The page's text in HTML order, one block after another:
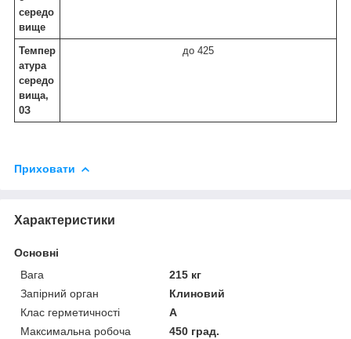
середо
вище
Темпер
атура
середо
вища,
0З
до 425
Приховати
Характеристики
Основні
Вага
215 кг
Запірний орган
Клиновий
Клас герметичності
А
Максимальна робоча
450 град.